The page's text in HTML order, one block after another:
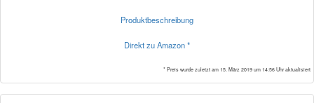
Produktbeschreibung
Direkt zu Amazon *
* Preis wurde zuletzt am 15. März 2019 um 14:56 Uhr aktualisiert